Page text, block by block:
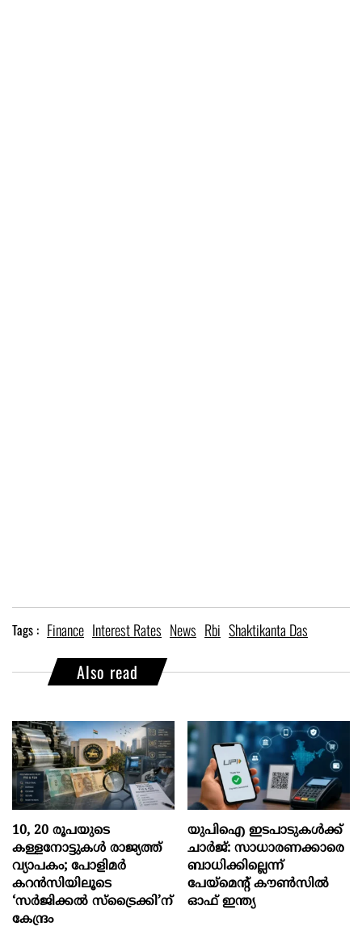
Tags : Finance Interest Rates News Rbi Shaktikanta Das
Also read
10, 20 രൂപയുടെ
കള്ളനോട്ടുകൾ രാജ്യത്ത്
വ്യാപകം; പോളിമർ
കറൻസിയിലൂടെ
‘സർജിക്കൽ സ്ട്രെെക്കി’ന്
കേന്ദ്രം
യുപിഐ ഇടപാടുകൾക്ക്
ചാർജ്: സാധാരണക്കാരെ
ബാധിക്കില്ലെന്ന്
പേയ്മെന്റ് കൗൺസിൽ
ഓഫ് ഇന്ത്യ